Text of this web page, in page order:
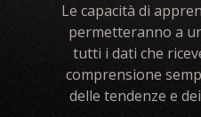
Le capacità di
permetteranno a
tutti i dati che
comprensione
delle tendenze e